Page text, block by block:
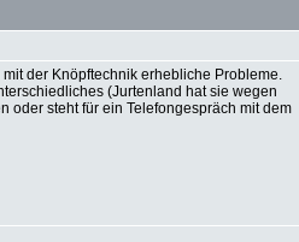
der Knöpftechnik erhebliche Probleme.
(Jurtenland hat sie wegen
oder steht für ein Telefongespräch mit dem